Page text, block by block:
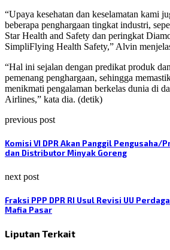
“Upaya kesehatan dan keselamatan kami
beberapa penghargaan tingkat industri,
Star Health and Safety dan peringkat
SimpliFlying Health Safety,” Alvin
“Hal ini sejalan dengan predikat produk
pemenang penghargaan, sehingga
menikmati pengalaman berkelas dunia di
Airlines,” kata dia. (detik)
previous post
Komisi VI DPR Akan Panggil Pengusaha/
dan Distributor Minyak Goreng
next post
Fraksi PPP DPR RI Usul Revisi UU
Mafia Pasar
Liputan Terkait